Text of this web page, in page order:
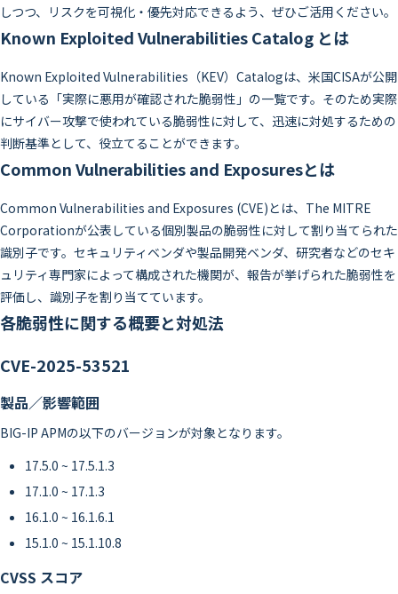
しつつ、リスクを可視化・優先対応できるよう、ぜひご活用ください。
Known Exploited Vulnerabilities Catalog とは
Known Exploited Vulnerabilities（KEV）Catalogは、米国CISAが公開
している「実際に悪用が確認された脆弱性」の一覧です。そのため実際
にサイバー攻撃で使われている脆弱性に対して、迅速に対処するための
判断基準として、役立てることができます。
Common Vulnerabilities and Exposuresとは
Common Vulnerabilities and Exposures (CVE)とは、The MITRE
Corporationが公表している個別製品の脆弱性に対して割り当てられた
識別子です。セキュリティベンダや製品開発ベンダ、研究者などのセキ
ュリティ専門家によって構成された機関が、報告が挙げられた脆弱性を
評価し、識別子を割り当てています。
各脆弱性に関する概要と対処法
CVE-2025-53521
製品／影響範囲
BIG-IP APMの以下のバージョンが対象となります。
17.5.0 ~ 17.5.1.3
17.1.0 ~ 17.1.3
16.1.0 ~ 16.1.6.1
15.1.0 ~ 15.1.10.8
CVSS スコア